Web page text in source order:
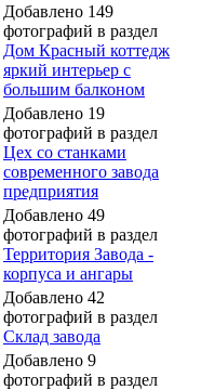
Добавлено 149
фотографий в раздел
Дом Красный коттедж
яркий интерьер с
большим балконом
Добавлено 19
фотографий в раздел
Цех со станками
современного завода
предприятия
Добавлено 49
фотографий в раздел
Территория Завода -
корпуса и ангары
Добавлено 42
фотографий в раздел
Склад завода
Добавлено 9
фотографий в раздел